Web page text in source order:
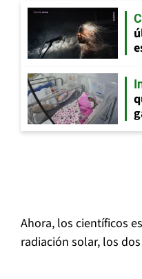
Ahora, los científicos
radiación solar, los